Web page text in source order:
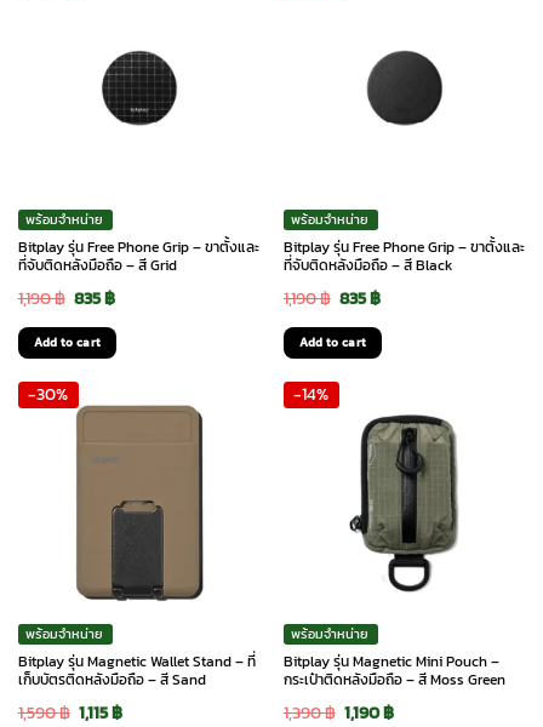
พร้อมจำหน่าย
Bitplay รุ่น Free Phone Grip – ขาตั้งและ
ที่จับติดหลังมือถือ – สี Grid
1,190฿ Original
price
was:
1,190 ฿.
835฿Current
price
835 ฿.
Add to cart
พร้อมจำหน่าย
Bitplay รุ่น Free Phone Grip – ขาตั้งและ
ที่จับติดหลังมือถือ – สี Black
1,190฿ Original
price
was:
1,190 ฿.
835฿Current
price
Add to cart
-30%
พร้อมจำหน่าย
Bitplay รุ่น Magnetic Wallet Stand – ที่
เก็บบัตรติดหลังมือถือ – สี Sand
1,590฿ Original
1,115฿Current
-14%
พร้อมจำหน่าย
Bitplay รุ่น Magnetic Mini Pouch –
กระเป๋าติดหลังมือถือ – สี Moss Green
1,390฿ Original
1,190฿Current